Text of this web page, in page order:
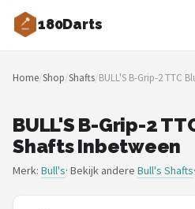
180Darts
Zoeken
NAVIGATIE
Merken
Home/Shop/Shafts/BULL'S B-Grip-2 TTC
BULL'S B-Grip-2
Shafts Inbetween
Merk: Bull's· Bekijk andere Bull's Shafts·